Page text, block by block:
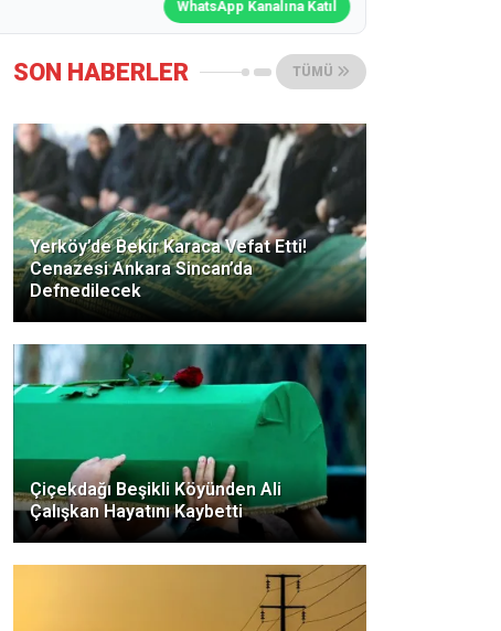
WhatsApp Kanalına Katıl
SON HABERLER TÜMÜ
Yerköy’de Bekir Karaca Vefat Etti!
Cenazesi Ankara Sincan’da
Defnedilecek
Çiçekdağı Beşikli Köyünden Ali
Çalışkan Hayatını Kaybetti